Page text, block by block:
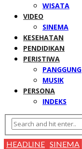
WISATA
VIDEO
SINEMA
KESEHATAN
PENDIDIKAN
PERISTIWA
PANGGUNG
MUSIK
PERSONA
INDEKS
HEADLINE SINEMA